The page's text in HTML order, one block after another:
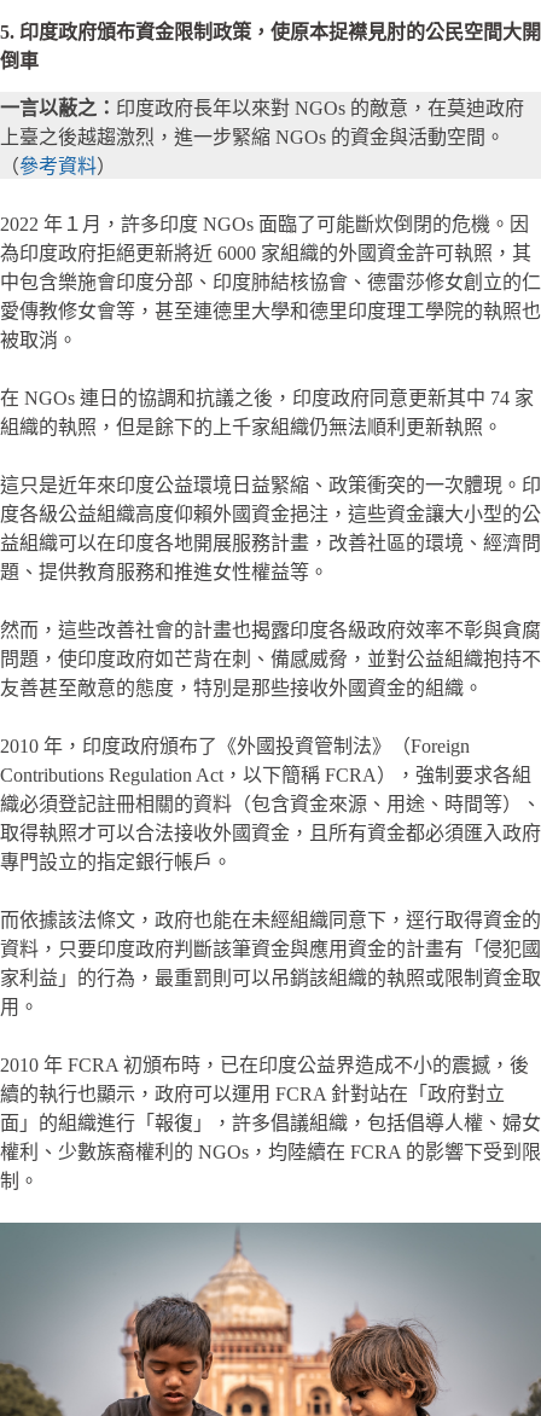
5. 印度政府頒布資金限制政策，使原本捉襟見肘的公民空間大開
倒車
一言以蔽之： 印度政府長年以來對 NGOs 的敵意，在莫迪政府
上臺之後越趨激烈，進一步緊縮 NGOs 的資金與活動空間。
（參考資料）
2022 年１月，許多印度 NGOs 面臨了可能斷炊倒閉的危機。因
為印度政府拒絕更新將近 6000 家組織的外國資金許可執照，其
中包含樂施會印度分部、印度肺結核協會、德雷莎修女創立的仁
愛傳教修女會等，甚至連德里大學和德里印度理工學院的執照也
被取消。
在 NGOs 連日的協調和抗議之後，印度政府同意更新其中 74 家
組織的執照，但是餘下的上千家組織仍無法順利更新執照。
這只是近年來印度公益環境日益緊縮、政策衝突的一次體現。印
度各級公益組織高度仰賴外國資金挹注，這些資金讓大小型的公
益組織可以在印度各地開展服務計畫，改善社區的環境、經濟問
題、提供教育服務和推進女性權益等。
然而，這些改善社會的計畫也揭露印度各級政府效率不彰與貪腐
問題，使印度政府如芒背在刺、備感威脅，並對公益組織抱持不
友善甚至敵意的態度，特別是那些接收外國資金的組織。
2010 年，印度政府頒布了《外國投資管制法》（Foreign
Contributions Regulation Act，以下簡稱 FCRA），強制要求各組
織必須登記註冊相關的資料（包含資金來源、用途、時間等）、
取得執照才可以合法接收外國資金，且所有資金都必須匯入政府
專門設立的指定銀行帳戶。
而依據該法條文，政府也能在未經組織同意下，逕行取得資金的
資料，只要印度政府判斷該筆資金與應用資金的計畫有「侵犯國
家利益」的行為，最重罰則可以吊銷該組織的執照或限制資金取
用。
2010 年 FCRA 初頒布時，已在印度公益界造成不小的震撼，後
續的執行也顯示，政府可以運用 FCRA 針對站在「政府對立
面」的組織進行「報復」，許多倡議組織，包括倡導人權、婦女
權利、少數族裔權利的 NGOs，均陸續在 FCRA 的影響下受到限
制。